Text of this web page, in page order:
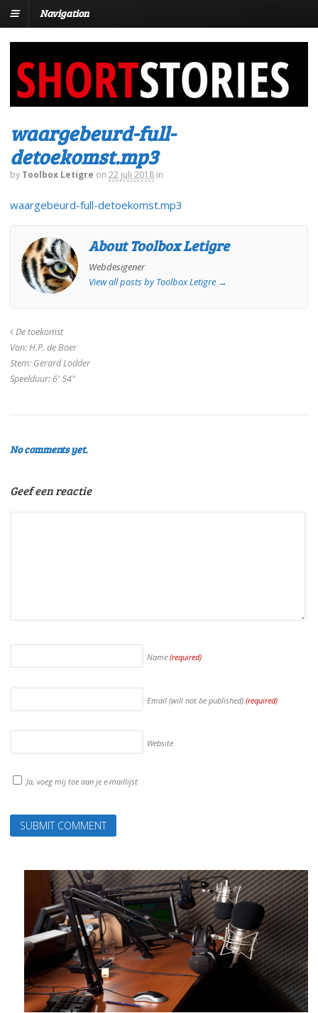
Navigation
waargebeurd-full-
detoekomst.mp3
by Toolbox Letigre on 22 juli 2018 in
waargebeurd-full-detoekomst.mp3
About Toolbox Letigre
Webdesigener
View all posts by Toolbox Letigre →
De toekomst
Van: H.P. de Boer
Stem: Gerard Lodder
Speelduur: 6′ 54″
No comments yet.
Geef een reactie
Name (required)
Email (will not be published) (required)
Website
Ja, voeg mij toe aan je e-maillijst